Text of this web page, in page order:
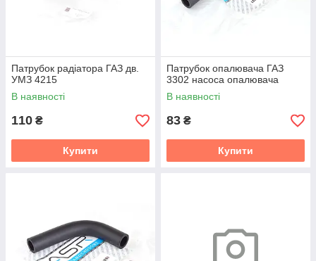
Патрубок радіатора ГАЗ дв.
УМЗ 4215
В наявності
110 ₴
Купити
Патрубок опалювача ГАЗ
3302 насоса опалювача
В наявності
83 ₴
Купити